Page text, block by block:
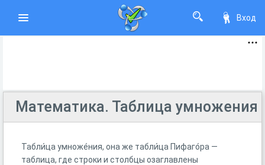
Вход
Математика. Таблица умножения
Табли́ца умноже́ния, она же табли́ца Пифаго́ра —
таблица, где строки и столбцы озаглавлены